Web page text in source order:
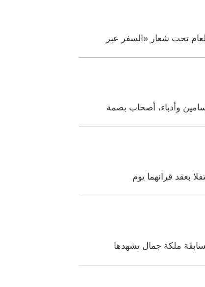
تحت شعار «السفر عبر
وأدباء، أصحاب بصمة
بعقد قرانهما يوم